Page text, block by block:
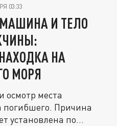
03:33
И ТЕЛО
НА
МОРЯ
осмотр места
погибшего. Причина
установлена по...